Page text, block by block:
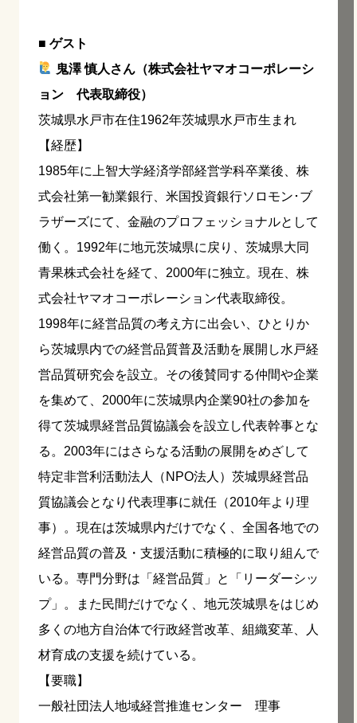
■ ゲスト
鬼澤 慎人さん（株式会社ヤマオコーポレーシ
ョン 代表取締役）
茨城県水戸市在住1962年茨城県水戸市生まれ
【経歴】
1985年に上智大学経済学部経営学科卒業後、株
式会社第一勧業銀行、米国投資銀行ソロモン･ブ
ラザーズにて、金融のプロフェッショナルとして
働く。1992年に地元茨城県に戻り、茨城県大同
青果株式会社を経て、2000年に独立。現在、株
式会社ヤマオコーポレーション代表取締役。
1998年に経営品質の考え方に出会い、ひとりか
ら茨城県内での経営品質普及活動を展開し水戸経
営品質研究会を設立。その後賛同する仲間や企業
を集めて、2000年に茨城県内企業90社の参加を
得て茨城県経営品質協議会を設立し代表幹事とな
る。2003年にはさらなる活動の展開をめざして
特定非営利活動法人（NPO法人）茨城県経営品
質協議会となり代表理事に就任（2010年より理
事）。現在は茨城県内だけでなく、全国各地での
経営品質の普及・支援活動に積極的に取り組んで
いる。専門分野は「経営品質」と「リーダーシッ
プ」。また民間だけでなく、地元茨城県をはじめ
多くの地方自治体で行政経営改革、組織変革、人
材育成の支援を続けている。
【要職】
一般社団法人地域経営推進センター 理事